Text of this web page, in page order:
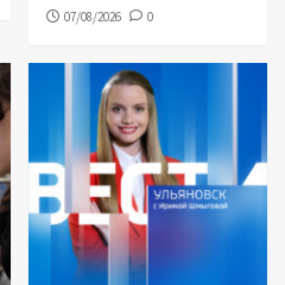
07/08/2026 0